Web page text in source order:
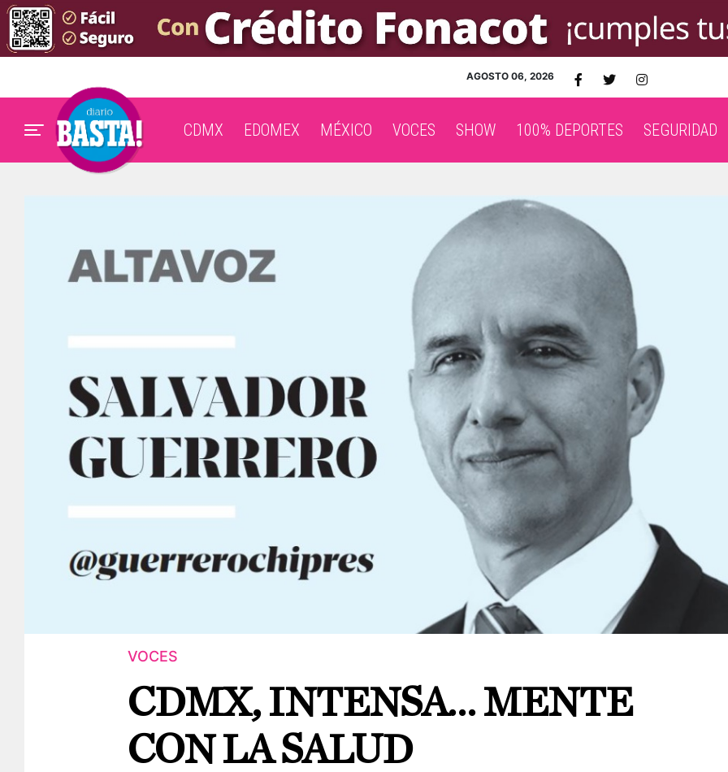
AGOSTO 06, 2026
CDMX EDOMEX MÉXICO VOCES SHOW 100% DEPORTES SEGURIDAD
VOCES
CDMX, INTENSA… MENTE
CON LA SALUD